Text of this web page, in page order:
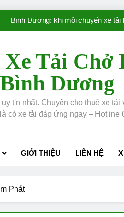
Bình Dương: khi mỗi chuyến xe tải
Dịch
Tải Lâm Phát Cam Kết Giữ Nguyên
Bình Dương: khi mỗi chuyến xe tải
Dịch
Xe Tải Chở
Dương
tín nhất. Chuyên cho thuê xe
có xe tải đáp ứng ngay – Hotline
GIỚI THIỆU LIÊN HỆ
Phát